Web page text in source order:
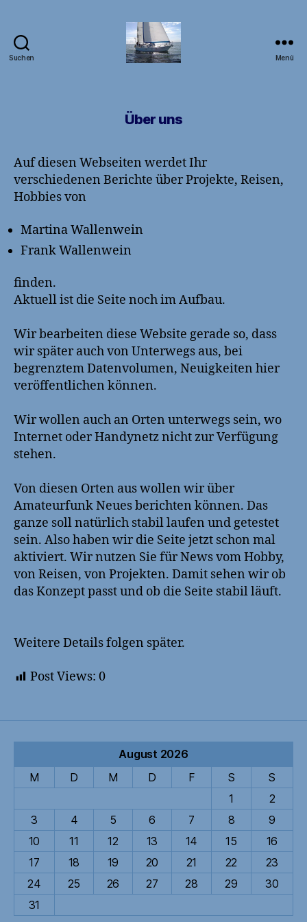
Suchen Menü
Über uns
Auf diesen Webseiten werdet Ihr
verschiedenen Berichte über Projekte, Reisen,
Hobbies von
Martina Wallenwein
Frank Wallenwein
finden.
Aktuell ist die Seite noch im Aufbau.
Wir bearbeiten diese Website gerade so, dass
wir später auch von Unterwegs aus, bei
begrenztem Datenvolumen, Neuigkeiten hier
veröffentlichen können.
Wir wollen auch an Orten unterwegs sein, wo
Internet oder Handynetz nicht zur Verfügung
stehen.
Von diesen Orten aus wollen wir über
Amateurfunk Neues berichten können. Das
ganze soll natürlich stabil laufen und getestet
sein. Also haben wir die Seite jetzt schon mal
aktiviert. Wir nutzen Sie für News vom Hobby,
von Reisen, von Projekten. Damit sehen wir ob
das Konzept passt und ob die Seite stabil läuft.
Weitere Details folgen später.
Post Views: 0
August 2026
M
D M D F S
S
1
2
3
4 5 6 7 8
9
10
11 12 13 14 15
16
17
18 19 20 21 22
23
24
25 26 27 28 29
30
31